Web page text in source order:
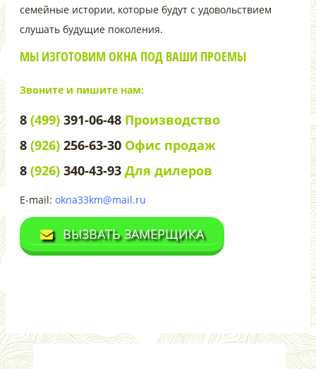
семейные истории, которые будут с удовольствием
слушать будущие поколения.
МЫ ИЗГОТОВИМ ОКНА ПОД ВАШИ ПРОЕМЫ
Звоните и пишите нам:
8 (499) 391-06-48 Производство
8 (926) 256-63-30 Офис продаж
8 (926) 340-43-93 Для дилеров
E-mail: okna33km@mail.ru
ВЫЗВАТЬ ЗАМЕРЩИКА